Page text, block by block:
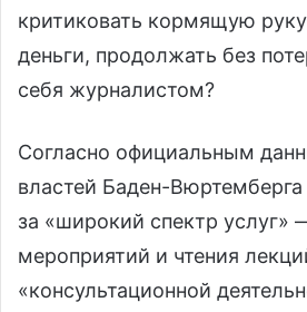
критиковать кормящую
деньги, продолжать без
себя журналистом?
Согласно официальным
властей Баден-
за «широкий спектр услуг»
мероприятий и чтения
«консультационной